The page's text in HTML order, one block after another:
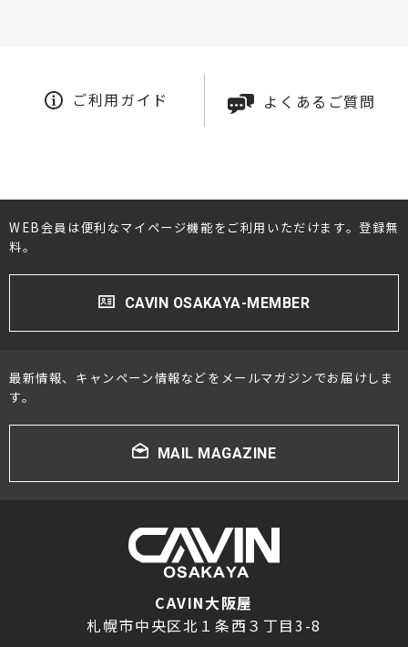
ご利用ガイド よくあるご質問
WEB会員は便利なマイページ機能をご利用いただけます。登録無
料。
CAVIN OSAKAYA-MEMBER
最新情報、キャンペーン情報などをメールマガジンでお届けしま
す。
MAIL MAGAZINE
CAVIN大阪屋
札幌市中央区北１条西３丁目3-8